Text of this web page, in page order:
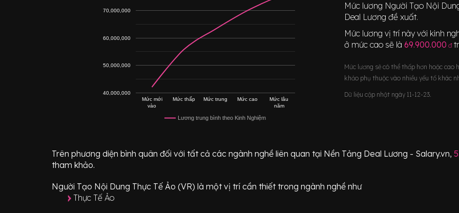
Lương trung bình theo Kinh Nghiệm
Mức mới
vào
Mức thấp Mức trung Mức cao
Mức lâu
năm
40,000,000
50,000,000
60,000,000
70,000,000
Mức lương Người Tạo Nội
Deal Lương đề xuất.
Mức lương vị trí này với kinh
ở mức cao sẽ là 69.900.000 đ
Mức lương sẽ có thể thấp hơn hoặc
khảo phụ thuộc vào nhiều yếu tố khác
Dữ liệu cập nhật ngày 11-12-23.
Trên phương diện bình quân đối với tất cả các ngành nghề liên quan tại Nền Tảng Deal Lương - Salary.vn,
tham khảo.
Người Tạo Nội Dung Thực Tế Ảo (VR) là một vị trí cần thiết trong ngành nghề như
Thực Tế Ảo